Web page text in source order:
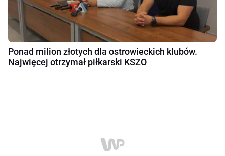
Ponad milion złotych dla ostrowieckich klubów.
Najwięcej otrzymał piłkarski KSZO